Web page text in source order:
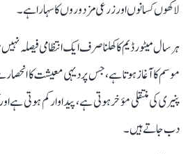
لاکھوں کسانوں اور زرعی مزدوروں کا سہارا ہے۔
ہر سال میٹور ڈیم کا کھلنا صرف ایک انتظامی فیصلہ
موسم کا آغاز ہوتا ہے، جس پر دیہی معیشت کا انحصار
پنیری کی منتقلی مؤخر ہوتی ہے، پیداوار کم ہوتی
دب جاتے ہیں۔